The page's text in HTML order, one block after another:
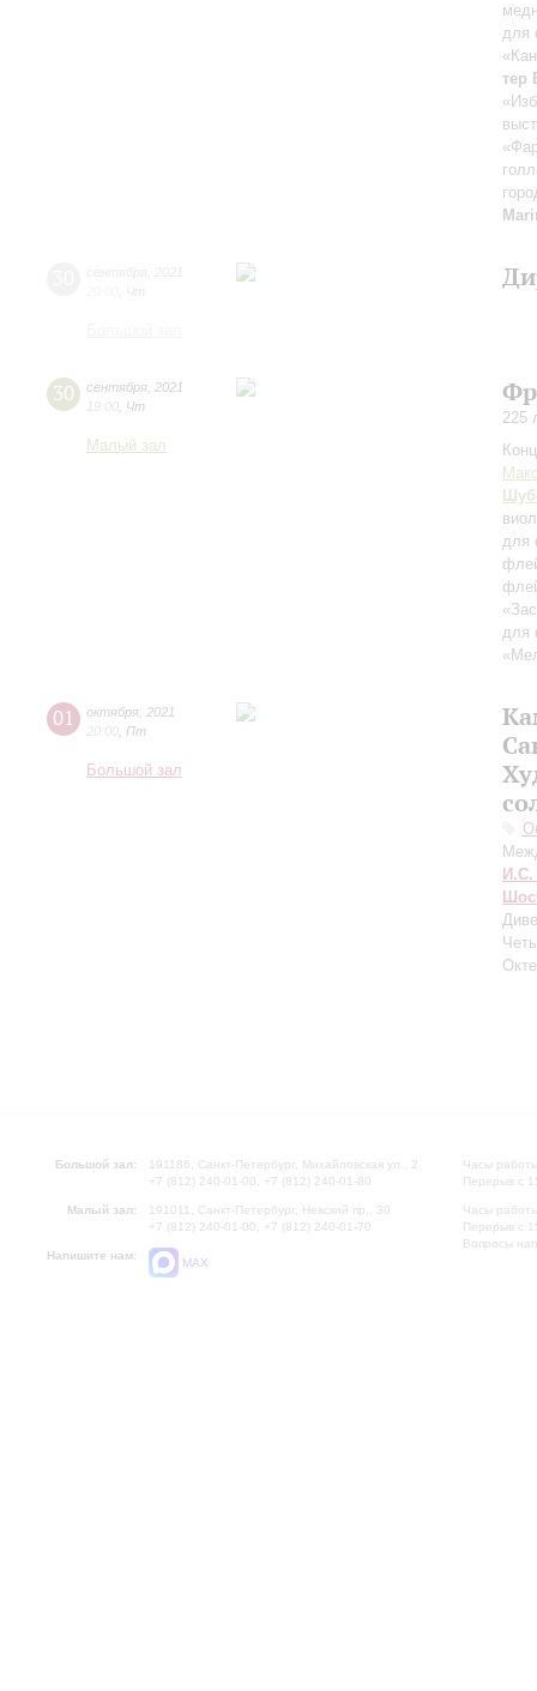
для
тер
30 сентября 2021
19:00 Чт
Малый зал
225
для
для
01 октября 2021
20:00 Пт
Большой зал
И.С.
Большой зал:
191186, Санкт-Петербург, Михайловская ул., 2
+7 (812) 240-01-00, +7 (812) 240-01-80
Малый зал:
191011, Санкт-Петербург, Невский пр., 30
+7 (812) 240-01-00, +7 (812) 240-01-70
Напишите нам:
MAX
Часы
Перерыв с
Часы
Перерыв с
Вопросы